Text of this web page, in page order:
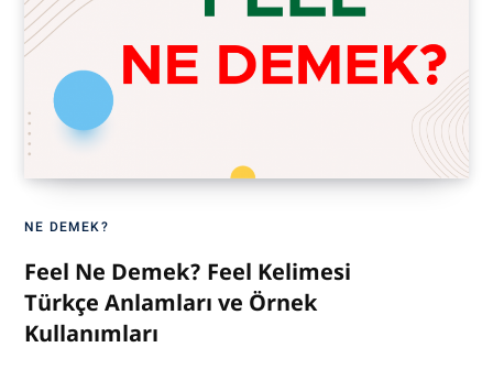
NE DEMEK?
Feel Ne Demek? Feel Kelimesi
Türkçe Anlamları ve Örnek
Kullanımları